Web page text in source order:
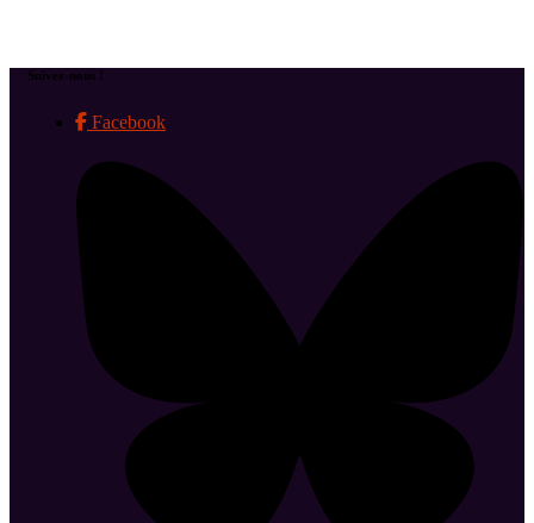
Suivez-nous !
Facebook